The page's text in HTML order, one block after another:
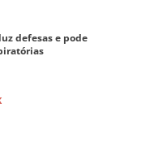
defesas e pode